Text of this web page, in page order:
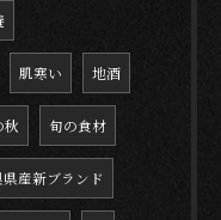
肌寒い 地酒
秋 旬の食材
県産新ブランド